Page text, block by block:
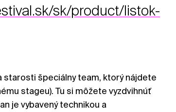
sk/product/listok-
starosti špeciálny team, ktorý nájdete
stageu). Tu si môžete vyzdvihnúť
je vybavený technikou a